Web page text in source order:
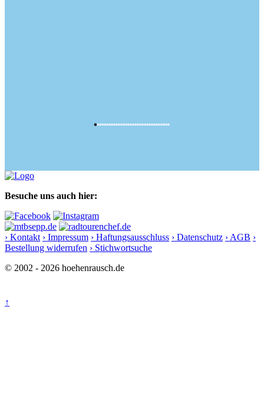
Besuche uns auch hier:
› Kontakt › Impressum › Haftungsausschluss › Datenschutz › AGB ›
Bestellung widerrufen › Stichwortsuche
© 2002 - 2026 hoehenrausch.de
↑